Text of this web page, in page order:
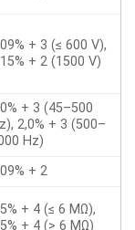
+ 3 (≤ 600 V),
+ 2 (1500 V)
+ 3 (45–500
2,0% + 3 (500–
Hz)
+ 2
+ 4 (≤ 6 MΩ),
+ 4 (> 6 MΩ)